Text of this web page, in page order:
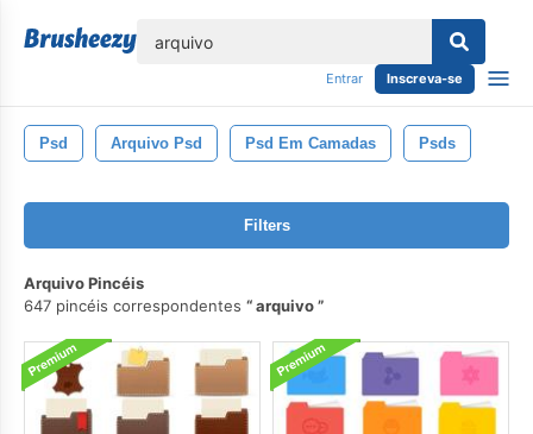
Entrar Inscreva-se
Psd Arquivo Psd Psd Em Camadas Psds
Filters
Arquivo Pincéis
647 pincéis correspondentes
arquivo